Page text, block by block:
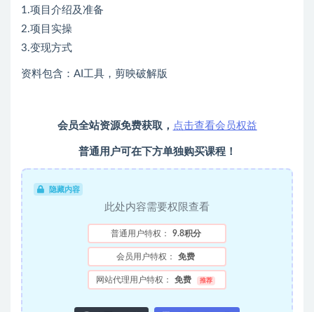
1.项目介绍及准备
2.项目实操
3.变现方式
资料包含：AI工具，剪映破解版
会员全站资源免费获取， 点击查看会员权益
普通用户可在下方单独购买课程！
隐藏内容
此处内容需要权限查看
普通用户特权： 9.8积分
会员用户特权： 免费
网站代理用户特权： 免费 推荐